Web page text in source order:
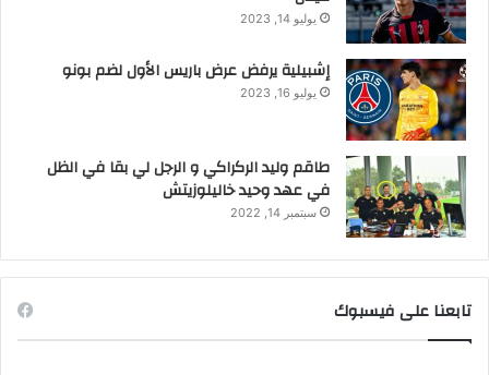
يوليو 14, 2023
إشبيلية يرفض عرض باريس الأول لضم بونو
يوليو 16, 2023
طاقم وليد الركراكي و الرجل لي بقا في الظل
في عهد وحيد خاليلوزيتش
سبتمبر 14, 2022
تابعنا على فيسبوك